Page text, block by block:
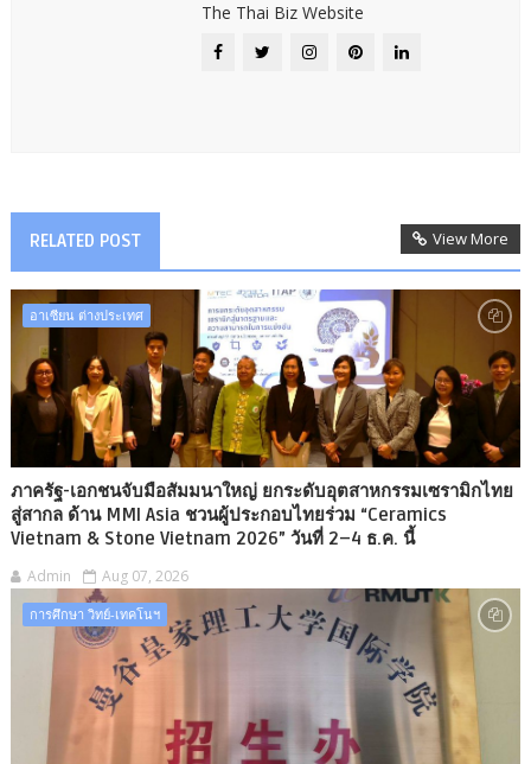
The Thai Biz Website
RELATED POST View More
อาเซียน ต่างประเทศ
ภาครัฐ-เอกชนจับมือสัมมนาใหญ่ ยกระดับอุตสาหกรรมเซรามิกไทย
สู่สากล ด้าน MMI Asia ชวนผู้ประกอบไทยร่วม “Ceramics
Vietnam & Stone Vietnam 2026” วันที่ 2–4 ธ.ค. นี้
Admin Aug 07, 2026
การศึกษา วิทย์-เทคโนฯ